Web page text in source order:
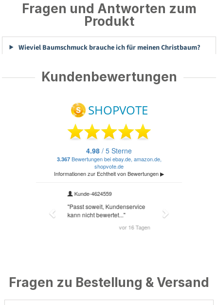
Fragen und Antworten zum
Produkt
Wieviel Baumschmuck brauche ich für meinen Christbaum?
Kundenbewertungen
Fragen zu Bestellung & Versand